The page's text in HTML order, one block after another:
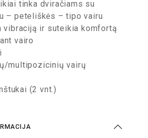
tinka dviračiams su
– peteliškės – tipo vairu
vibraciją ir suteikia komfortą
vairo
multipozicinių vairų
(2 vnt.)